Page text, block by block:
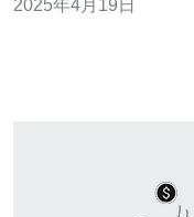
湾VPS免备案高防云主
2025年4月19日